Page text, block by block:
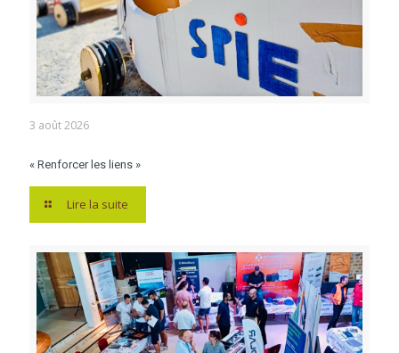
3 août 2026
« Renforcer les liens »
Lire la suite